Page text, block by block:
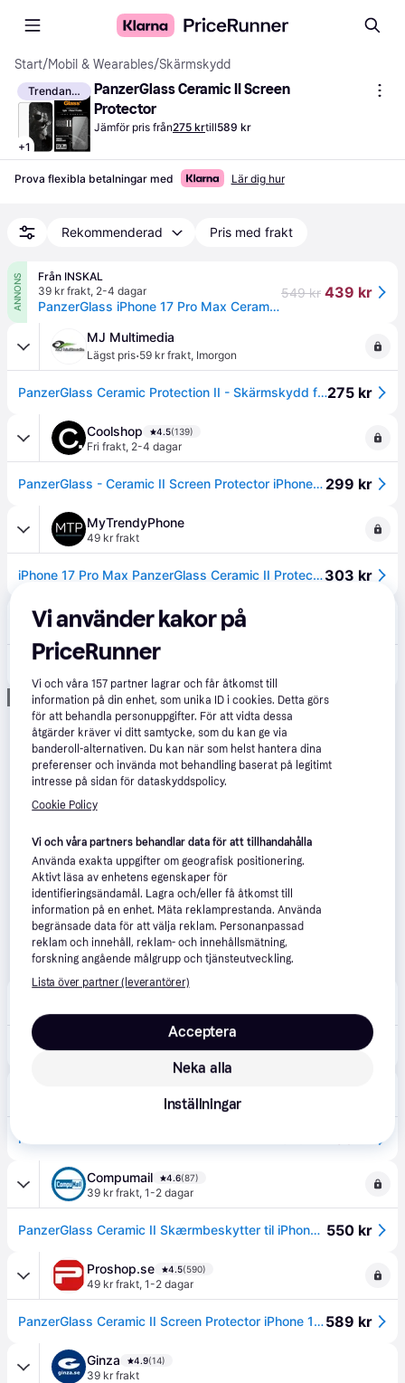
Start/Mobil & Wearables/Skärmskydd
Trendande
+1
PanzerGlass Ceramic II Screen
Protector
Jämför pris från275 krtill589 kr
Prova flexibla betalningar med Lär dig hur
Rekommenderad Pris med frakt
ANNONS
Från INSKAL
39 kr frakt, 2-4 dagar
PanzerGlass iPhone 17 Pro Max Ceramic Skärmskydd med EasyAligner - Ultra Wide Fit - Genomskinlig
549 kr 439 kr
MJ Multimedia
Lägst pris·59 kr frakt, Imorgon
PanzerGlass Ceramic Protection II - Skärmskydd för mobiltelefon - ultrabred passning med EasyAligner - glas - ramfärg svart - för Apple iPhone 17 Pro Max275 kr
Coolshop 4.5(139)
Fri frakt, 2-4 dagar
PanzerGlass - Ceramic II Screen Protector iPhone - 17 Pro Max - UWF w. EasyAligner 299 kr
MyTrendyPhone
49 kr frakt
iPhone 17 Pro Max PanzerGlass Ceramic II Protection Ultra-Wide Fit EasyAligner-skärmskydd - 9H - Svart kant303 kr
CS MEGASTORE 4.6(232)
49 kr frakt,Imorgon
Annons
PanzerGlass Ceramic II skärmskydd iPhone 17 Pro Max 355 kr
2-4 dagar
Compumail 4.6(87)
39 kr frakt, 1-2 dagar
PanzerGlass Ceramic II Skærmbeskytter til iPhone 17 Pro Max --> I lager, forväntat leveransdatum hos dig 07-08-2026 550 kr
Proshop.se 4.5(590)
49 kr frakt, 1-2 dagar
PanzerGlass Ceramic II Screen Protector iPhone 17 Pro Max | Ultra-Wide Fit w. EasyAligner589 kr
Ginza 4.9(14)
39 kr frakt
Vi använder kakor på
PriceRunner
Vi och våra157 partner lagrar och får åtkomst till
information på din enhet, som unika ID i cookies. Detta görs
för att behandla personuppgifter. För att vidta dessa
åtgärder kräver vi ditt samtycke, som du kan ge via
banderoll-alternativen. Du kan när som helst hantera dina
preferenser och invända mot behandling baserat på legitimt
intresse på sidan för dataskyddspolicy.
Cookie Policy
Vi och våra partners behandlar data för att tillhandahålla
Använda exakta uppgifter om geografisk positionering.
Aktivt läsa av enhetens egenskaper för
identifieringsändamål. Lagra och/eller få åtkomst till
information på en enhet. Mäta reklamprestanda. Använda
begränsade data för att välja reklam. Personanpassad
reklam och innehåll, reklam- och innehållsmätning,
forskning angående målgrupp och tjänsteutveckling.
Lista över partner (leverantörer)
Neka alla
Acceptera
Inställningar